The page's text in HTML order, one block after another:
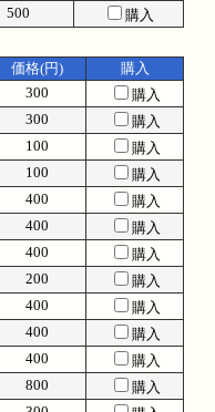
500 購入
価格(円)
購入
300
購入
300
購入
100
購入
100
購入
400
購入
400
購入
400
購入
200
購入
400
購入
400
購入
400
購入
800
購入